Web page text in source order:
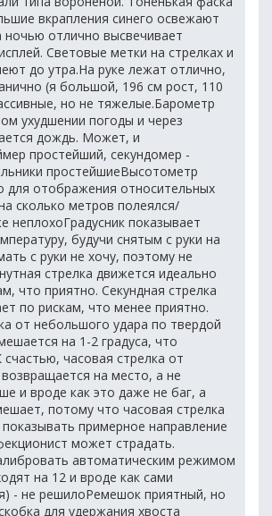
вкрапления синего освежают
ночью отлично высвечивает
Световые метки на стрелках и
до утра.На руке лежат отлично,
(я большой, 196 см рост, 110
но не тяжелые.Барометр
ухудшении погоды и через
дождь. Может, и
простейший, секундомер -
простейшиеВысотометр
для отображения относительных
сколько метров полеялся/
неплохоГрадусник показывает
будучи снятым с руки на
с руки не хочу, поэтому не
стрелка движется идеально
что приятно. Секундная стрелка
по рискам, что менее приятно.
от небольшого удара по твердой
на 1-2 градуса, что
счастью, часовая стрелка от
на место, а не
и вроде как это даже не баг, а
потому что часовая стрелка
примерное направление
может страдать.
автоматическим режимом
на 12 и вроде как сами
- не решилоРемешок приятный, но
для удержания хвоста